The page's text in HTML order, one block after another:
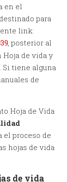
en el
para
link:
, posterior al
de vida y
Si tiene alguna
de
Hoja de Vida
el proceso de
hojas de vida
de vida